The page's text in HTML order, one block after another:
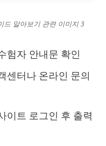
드 알아보기 관련 이미지 3
험자 안내문 확인
센터나 온라인 문의
이트 로그인 후 출력